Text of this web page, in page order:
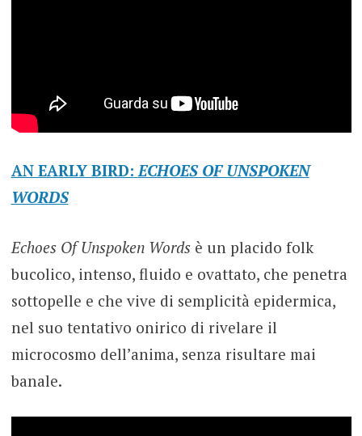
AN EARLY BIRD: ECHOES OF UNSPOKEN
WORDS
Echoes Of Unspoken Wordsè un placido folk
bucolico, intenso, fluido e ovattato, che penetra
sottopelle e che vive di semplicità epidermica,
nel suo tentativo onirico di rivelare il
microcosmo dell’anima, senza risultare mai
banale.